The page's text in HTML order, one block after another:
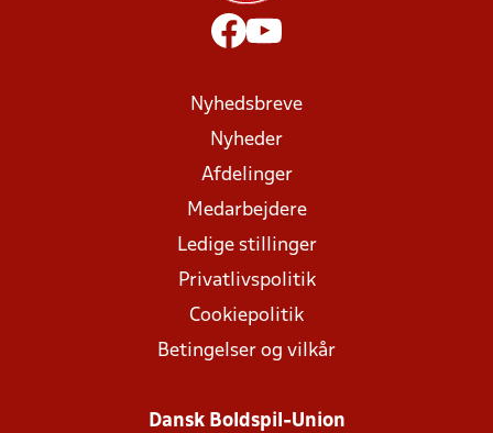
Nyhedsbreve
Nyheder
Afdelinger
Medarbejdere
Ledige stillinger
Privatlivspolitik
Cookiepolitik
Betingelser og vilkår
Dansk Boldspil-Union